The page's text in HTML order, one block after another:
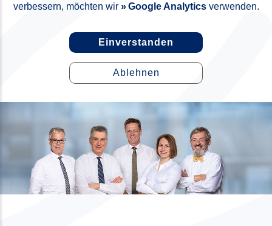
verbessern, möchten wir
Google Analyticsverwenden.
Einverstanden
Ablehnen